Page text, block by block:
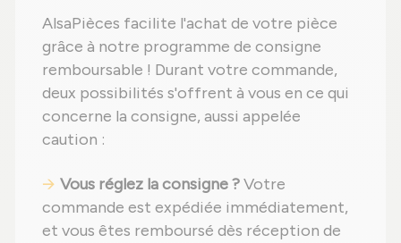
AlsaPièces facilite l'achat de votre pièce
grâce à notre programme de consigne
remboursable ! Durant votre commande,
deux possibilités s'offrent à vous en ce qui
concerne la consigne, aussi appelée
caution :
Vous réglez la consigne ?Votre
commande est expédiée immédiatement,
et vous êtes remboursé dès réception de